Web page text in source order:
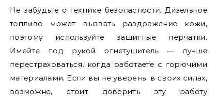
Не забудьте о технике безопасности. Дизельное
топливо может вызвать раздражение кожи,
поэтому используйте защитные перчатки.
Имейте под рукой огнетушитель — лучше
перестраховаться, когда работаете с горючими
материалами. Если вы не уверены в своих силах,
возможно, стоит доверить эту работу